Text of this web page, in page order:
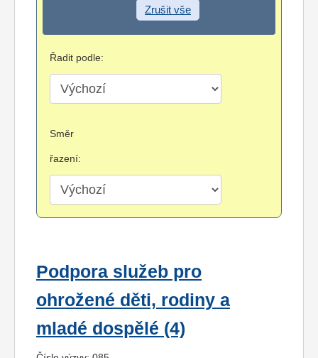
Zrušit vše
Řadit podle:
Směr
řazení:
Podpora služeb pro
ohrožené děti, rodiny a
mladé dospělé (4)